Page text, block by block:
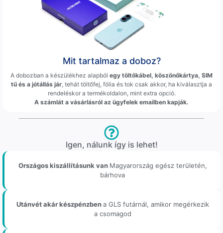
Mit tartalmaz a doboz?
A dobozban a készülékhez alapból egy töltőkábel, köszönőkártya, SIM
tű és a jótállás jár, tehát töltőfej, fólia és tok csak akkor, ha kiválasztja a
rendeléskor a termékoldalon, mint extra opció.
A számlát a vásárlásról az ügyfelek emailben kapják.
Igen, nálunk így is lehet!
Országos kiszállításunk van Magyarország egész területén,
bárhova
Utánvét akár készpénzbena GLS futárnál, amikor megérkezik
a csomagod